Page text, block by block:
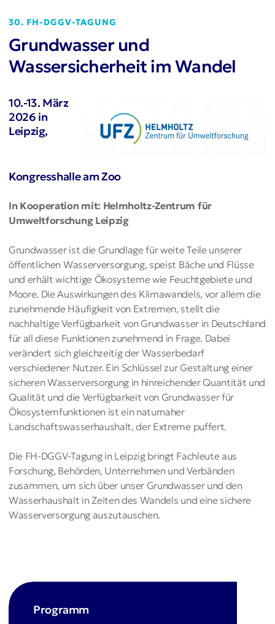
30. FH-DGGV-TAGUNG
Grundwasser und
Wassersicherheit im Wandel
10.-13. März
2026 in
Leipzig,
Kongresshalle am Zoo
In Kooperation mit: Helmholtz-Zentrum für
Umweltforschung Leipzig
Grundwasser ist die Grundlage für weite Teile unserer
öffentlichen Wasserversorgung, speist Bäche und Flüsse
und erhält wichtige Ökosysteme wie Feuchtgebiete und
Moore. Die Auswirkungen des Klimawandels, vor allem die
zunehmende Häufigkeit von Extremen, stellt die
nachhaltige Verfügbarkeit von Grundwasser in Deutschland
für all diese Funktionen zunehmend in Frage. Dabei
verändert sich gleichzeitig der Wasserbedarf
verschiedener Nutzer. Ein Schlüssel zur Gestaltung einer
sicheren Wasserversorgung in hinreichender Quantität und
Qualität und die Verfügbarkeit von Grundwasser für
Ökosystemfunktionen ist ein naturnaher
Landschaftswasserhaushalt, der Extreme puffert.
Die FH-DGGV-Tagung in Leipzig bringt Fachleute aus
Forschung, Behörden, Unternehmen und Verbänden
zusammen, um sich über unser Grundwasser und den
Wasserhaushalt in Zeiten des Wandels und eine sichere
Wasserversorgung auszutauschen.
Programm